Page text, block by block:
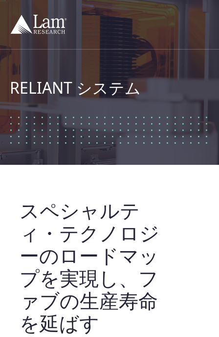
コ
へ
移
動
RELIANT システム
スペシャルテ
ィ・テクノロジ
ーのロードマッ
プを実現し、フ
ァブの生産寿命
を延ばす